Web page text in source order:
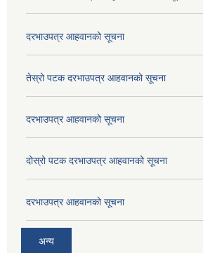
दरभाउपत्र आहवानको सूचना
तेस्रो पटक दरभाउपत्र आहवानको सूचना
दरभाउपत्र आहवानको सूचना
दोस्रो पटक दरभाउपत्र आहवानको सूचना
दरभाउपत्र आहवानको सूचना
अन्य